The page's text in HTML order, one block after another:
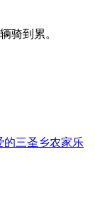
骑到累。
三圣乡农家乐